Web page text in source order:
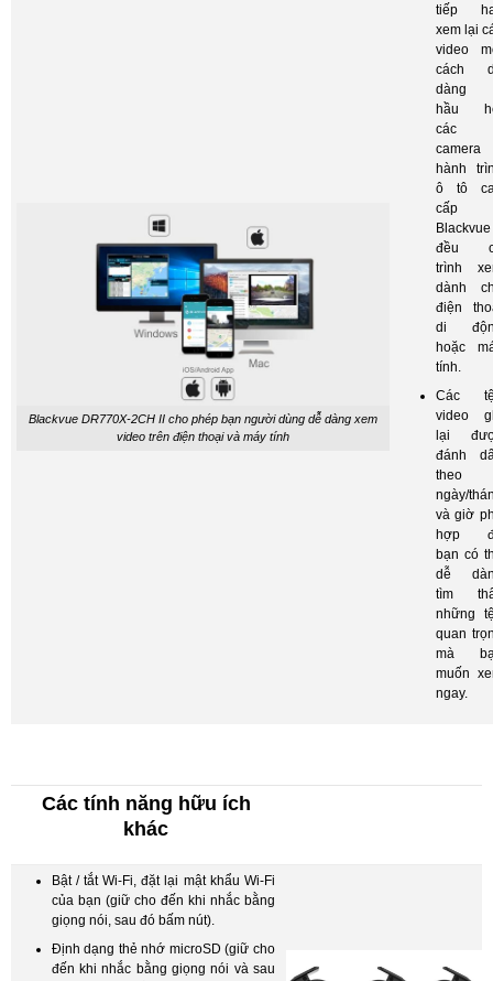
Blackvue DR770X-2CH II cho phép bạn người dùng dễ dàng xem
video trên điện thoại và máy tính
tiếp
xem lại
video
cách
dàng
hầu
các
camera
hành
ô tô
cấp
Blackvue
đều
trình
dành
điện
di
hoặc
tính.
Các
video
lại
đánh
theo
ngày/
và giờ
hợp
bạn có
dễ
tìm
những
quan
mà
muốn
ngay.
Các tính năng hữu ích
khác
Bật / tắt Wi-Fi, đặt lại mật khẩu Wi-Fi
của bạn (giữ cho đến khi nhắc bằng
giọng nói, sau đó bấm nút).
Định dạng thẻ nhớ microSD (giữ cho
đến khi nhắc bằng giọng nói và sau